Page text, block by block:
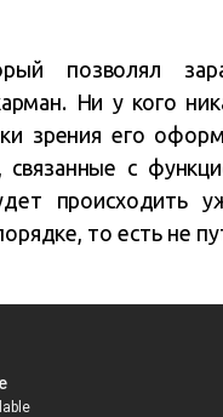
позволял
Ни у кого
зрения его
с
происходить
то есть не